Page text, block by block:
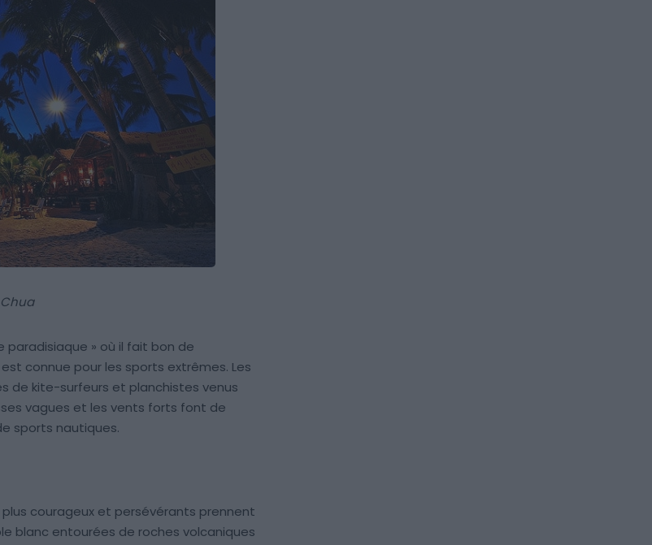
paradisiaque » où il fait bon de
connue pour les sports extrêmes. Les
de kite-surfeurs et planchistes venus
vagues et les vents forts font de
sports nautiques.
courageux et persévérants prennent
blanc entourées de roches volcaniques